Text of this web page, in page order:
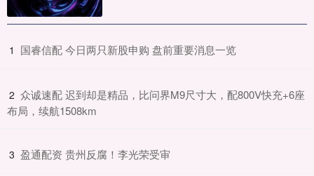
1 ​国睿信配 今日两只新股申购 盘前重要消息一览
2 ​众诚速配 迟到却是精品，比问界M9尺寸大，配800V快充+6座
布局，续航1508km
3 ​盈通配资 贵州反腐！李光荣受审